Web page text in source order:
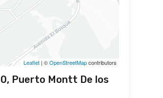
Leaflet | ©OpenStreetMapcontributors
0, Puerto Montt De los